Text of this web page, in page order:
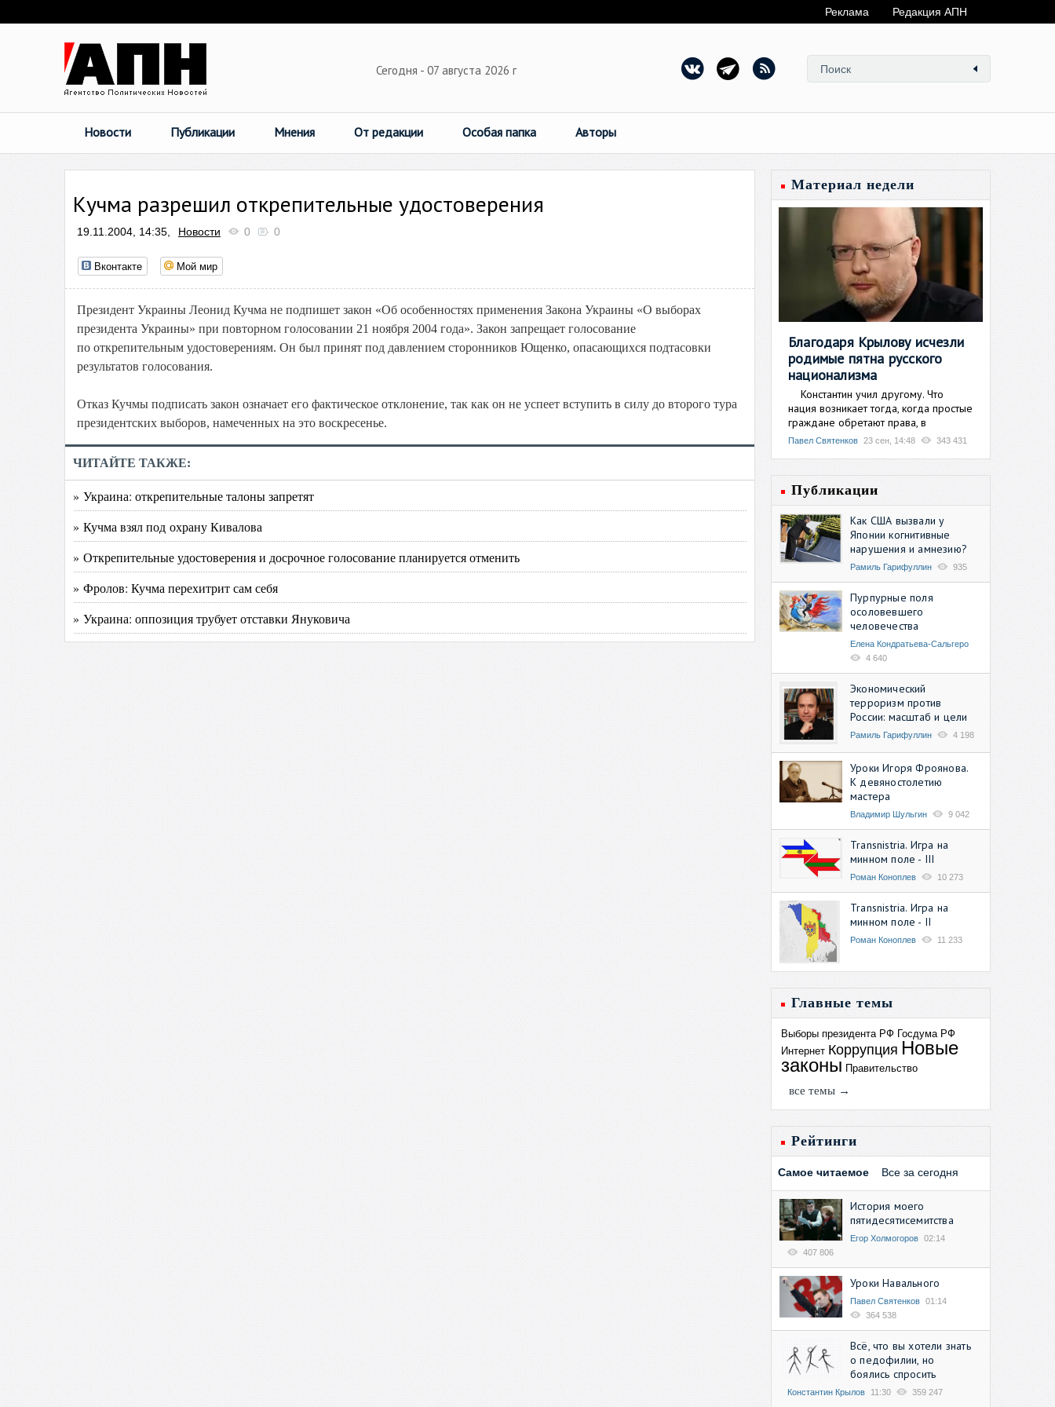
Реклама Редакция АПН
Сегодня - 07 августа 2026 г
Новости Публикации Мнения От редакции Особая папка Авторы
Кучма разрешил открепительные удостоверения
19.11.2004, 14:35, Новости 0 0
Вконтакте Мой мир
Президент Украины Леонид Кучма не подпишет закон «Об особенностях применения Закона Украины «О выборах
президента Украины» при повторном голосовании 21 ноября 2004 года». Закон запрещает голосование
по открепительным удостоверениям. Он был принят под давлением сторонников Ющенко, опасающихся подтасовки
результатов голосования.
Отказ Кучмы подписать закон означает его фактическое отклонение, так как он не успеет вступить в силу до второго тура
президентских выборов, намеченных на это воскресенье.
ЧИТАЙТЕ ТАКЖЕ:
» Украина: открепительные талоны запретят
» Кучма взял под охрану Кивалова
» Открепительные удостоверения и досрочное голосование планируется отменить
» Фролов: Кучма перехитрит сам себя
» Украина: оппозиция трубует отставки Януковича
Материал недели
Благодаря Крылову исчезли
родимые пятна русского
национализма
Константин учил другому. Что
нация возникает тогда, когда простые
граждане обретают права, в
Павел Святенков 23 сен, 14:48 343 431
Публикации
Как США вызвали у
Японии когнитивные
нарушения и амнезию?
Рамиль Гарифуллин 935
Пурпурные поля
осоловевшего
человечества
Елена Кондратьева-Сальгеро
4 640
Экономический
терроризм против
России: масштаб и цели
Рамиль Гарифуллин 4 198
Уроки Игоря Фроянова.
К девяностолетию
мастера
Владимир Шульгин 9 042
Transnistria. Игра на
минном поле - III
Роман Коноплев 10 273
Transnistria. Игра на
минном поле - II
Роман Коноплев 11 233
Главные темы
Выборы президента РФ Госдума РФ
Интернет Коррупция Новые
законы Правительство
все темы →
Рейтинги
Самое читаемое Все за сегодня
История моего
пятидесятисемитства
Егор Холмогоров 02:14
407 806
Уроки Навального
Павел Святенков 01:14
364 538
Всё, что вы хотели знать
о педофилии, но
боялись спросить
Константин Крылов 11:30 359 247